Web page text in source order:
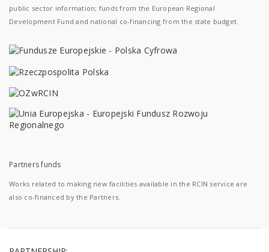
public sector information; funds from the European Regional
Development Fund and national co-financing from the state budget.
Partners funds
Works related to making new facilities available in the RCIN service are
also co-financed by the Partners.